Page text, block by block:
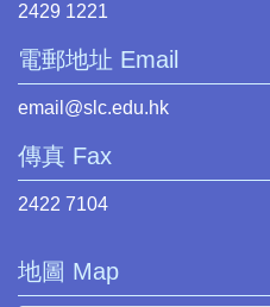
2429 1221
電郵地址 Email
email@slc.edu.hk
傳真 Fax
2422 7104
地圖 Map